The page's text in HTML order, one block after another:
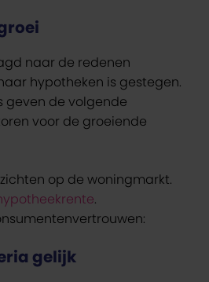
naar de redenen
hypotheken is gestegen.
geven de volgende
voor de groeiende
op de woningmarkt.
.
gelijk